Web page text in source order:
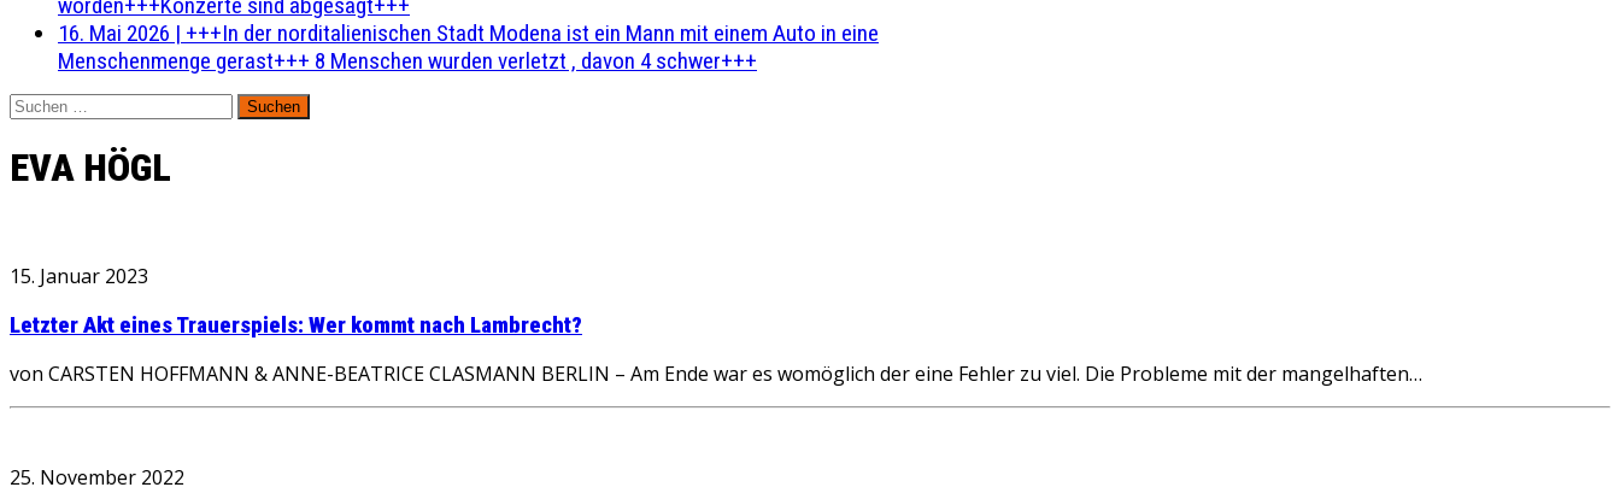
16. Mai 2026 | +++In der norditalienischen Stadt Modena ist ein Mann mit einem Auto in eine
Menschenmenge gerast+++ 8 Menschen wurden verletzt , davon 4 schwer+++
Suchen
nach:
EVA HÖGL
15. Januar 2023
Letzter Akt eines Trauerspiels: Wer kommt nach Lambrecht?
von CARSTEN HOFFMANN & ANNE-BEATRICE CLASMANN BERLIN – Am Ende war es womöglich der eine Fehler zu viel. Die Probleme mit der mangelhaften…
25. November 2022